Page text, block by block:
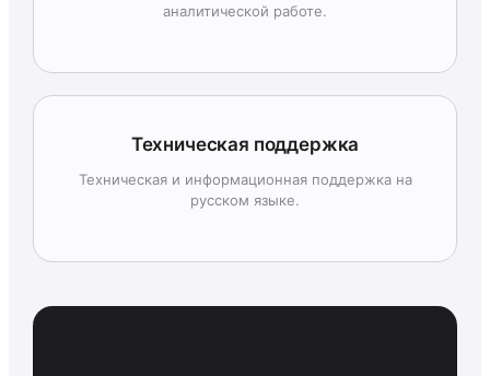
аналитической работе.
Техническая поддержка
Техническая и информационная поддержка на
русском языке.